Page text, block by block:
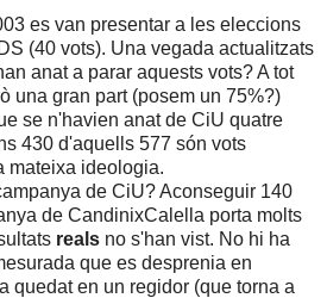
es van presentar a les eleccions
(40 vots). Una vegada actualitzats
anat a parar aquests vots? A tot
una gran part (posem un 75%?)
se n'havien anat de CiU quatre
430 d'aquells 577 són vots
mateixa ideologia.
de CiU? Aconseguir 140
de CandinixCalella porta molts
reals no s'han vist. No hi ha
que es desprenia en
quedat en un regidor (que torna a